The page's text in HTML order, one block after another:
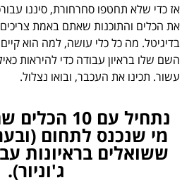
אז כדי שלא תחטפו סחרחורת, סיננו
את הכלים והתוכנות שאתם באמת צריכים
בדיגיטל. מה כל כלי עושה, למה הוא
השם שלו בראיון עבודה כדי להיראות
עשור. תכינו את העכבר, ובואו נצלול.
נתחיל עם
ששואלים בראיונות
ג'וניור).